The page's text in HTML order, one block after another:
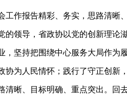
工作报告精彩、务实，思路清
的领导，省政协以党的创新理论
，坚持把围绕中心服务大局作
协为人民情怀；践行了守正创
清晰、目标明确、重点突出。